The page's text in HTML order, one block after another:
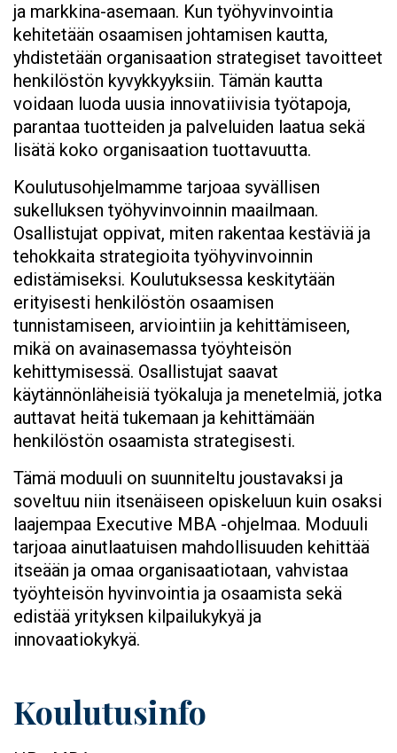
ja markkina-asemaan. Kun työhyvinvointia
kehitetään osaamisen johtamisen kautta,
yhdistetään organisaation strategiset tavoitteet
henkilöstön kyvykkyyksiin. Tämän kautta
voidaan luoda uusia innovatiivisia työtapoja,
parantaa tuotteiden ja palveluiden laatua sekä
lisätä koko organisaation tuottavuutta.
Koulutusohjelmamme tarjoaa syvällisen
sukelluksen työhyvinvoinnin maailmaan.
Osallistujat oppivat, miten rakentaa kestäviä ja
tehokkaita strategioita työhyvinvoinnin
edistämiseksi. Koulutuksessa keskitytään
erityisesti henkilöstön osaamisen
tunnistamiseen, arviointiin ja kehittämiseen,
mikä on avainasemassa työyhteisön
kehittymisessä. Osallistujat saavat
käytännönläheisiä työkaluja ja menetelmiä, jotka
auttavat heitä tukemaan ja kehittämään
henkilöstön osaamista strategisesti.
Tämä moduuli on suunniteltu joustavaksi ja
soveltuu niin itsenäiseen opiskeluun kuin osaksi
laajempaa Executive MBA -ohjelmaa. Moduuli
tarjoaa ainutlaatuisen mahdollisuuden kehittää
itseään ja omaa organisaatiotaan, vahvistaa
työyhteisön hyvinvointia ja osaamista sekä
edistää yrityksen kilpailukykyä ja
innovaatiokykyä.
Koulutusinfo